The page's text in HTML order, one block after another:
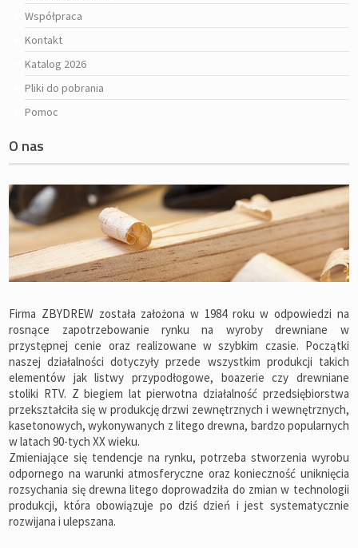
Współpraca
Kontakt
Katalog 2026
Pliki do pobrania
Pomoc
O nas
Firma ZBYDREW została założona w 1984 roku w odpowiedzi na
rosnące zapotrzebowanie rynku na wyroby drewniane w
przystępnej cenie oraz realizowane w szybkim czasie. Początki
naszej działalności dotyczyły przede wszystkim produkcji takich
elementów jak listwy przypodłogowe, boazerie czy drewniane
stoliki RTV. Z biegiem lat pierwotna działalność przedsiębiorstwa
przekształciła się w produkcję drzwi zewnętrznych i wewnętrznych,
kasetonowych, wykonywanych z litego drewna, bardzo popularnych
w latach 90-tych XX wieku.
Zmieniające się tendencje na rynku, potrzeba stworzenia wyrobu
odpornego na warunki atmosferyczne oraz konieczność uniknięcia
rozsychania się drewna litego doprowadziła do zmian w technologii
produkcji, która obowiązuje po dziś dzień i jest systematycznie
rozwijana i ulepszana.